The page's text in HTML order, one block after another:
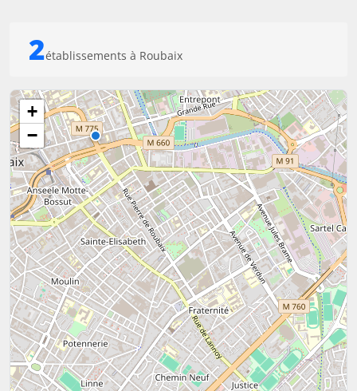
2établissements à Roubaix
+
−